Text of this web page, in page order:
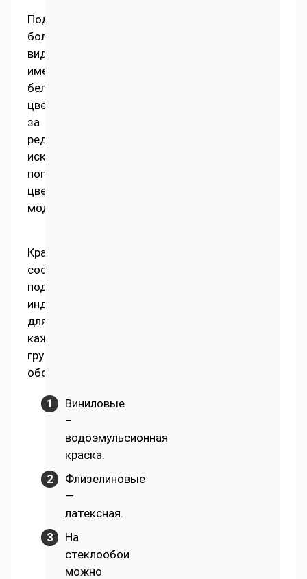
Подавляющее
большинство
видов
имеют
белый
цвет,
за
редким
исключением
попадаются
цветные
модели.
Красящий
состав
подбирается
индивидуально
для
каждой
группы
обоев:
Виниловые
–
водоэмульсионная
краска.
Флизелиновые
—
латексная.
На
стеклообои
можно